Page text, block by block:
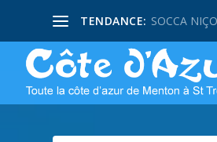
TENDANCE: SOCCA